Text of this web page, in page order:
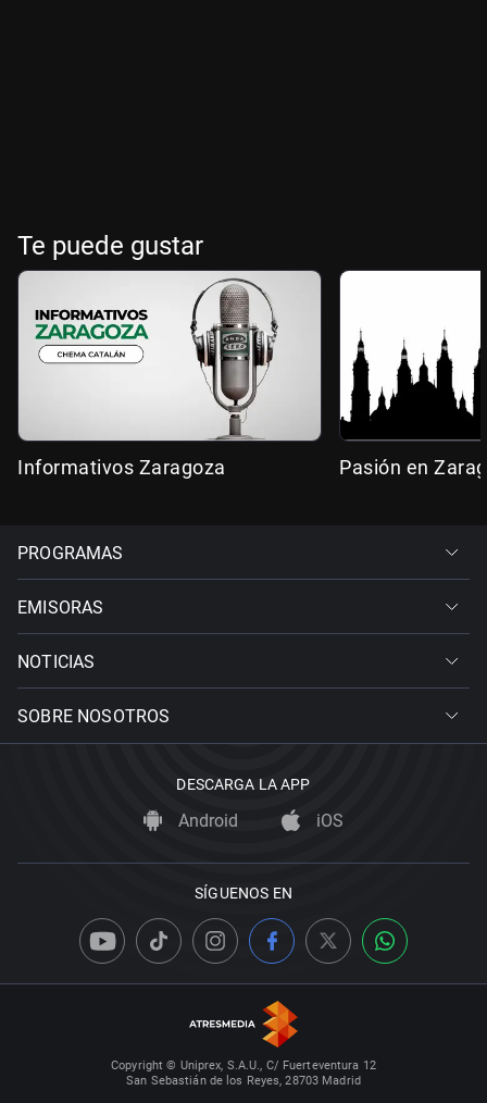
Te puede gustar
Informativos Zaragoza Pasión en
PROGRAMAS
EMISORAS
NOTICIAS
SOBRE NOSOTROS
DESCARGA LA APP
Android iOS
SÍGUENOS EN
Copyright © Uniprex, S.A.U., C/ Fuerteventura 12
San Sebastián de los Reyes, 28703 Madrid